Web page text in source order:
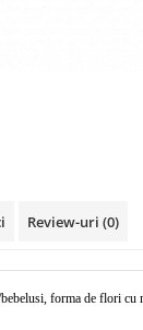
Review-uri (0)
forma de flori cu